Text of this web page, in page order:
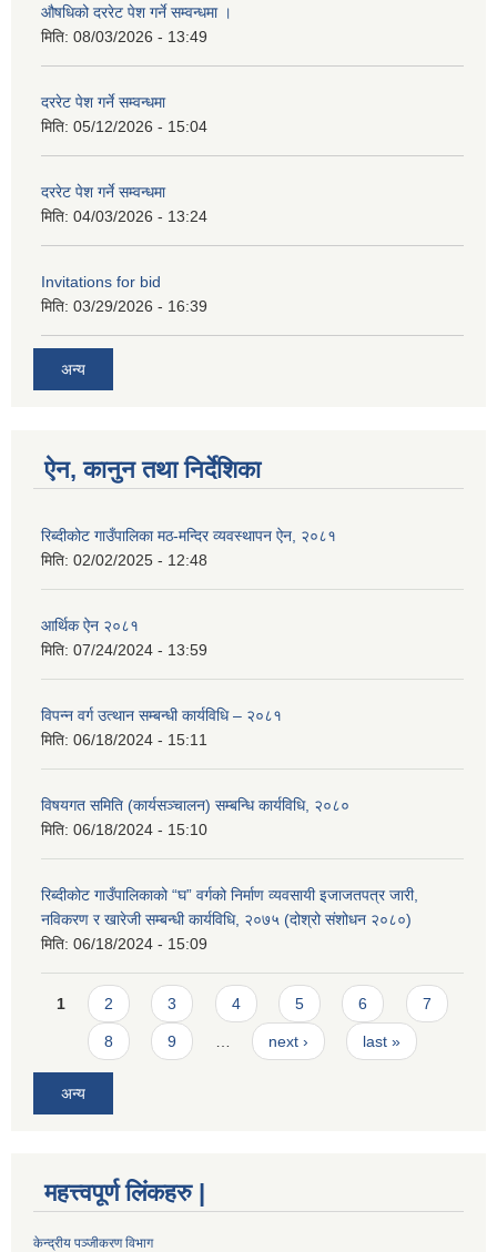
औषधिको दररेट पेश गर्ने सम्वन्धमा ।
मिति: 08/03/2026 - 13:49
दररेट पेश गर्ने सम्वन्धमा
मिति: 05/12/2026 - 15:04
दररेट पेश गर्ने सम्वन्धमा
मिति: 04/03/2026 - 13:24
Invitations for bid
मिति: 03/29/2026 - 16:39
अन्य
ऐन, कानुन तथा निर्देशिका
रिब्दीकोट गाउँपालिका मठ-मन्दिर व्यवस्थापन ऐन, २०८१
मिति: 02/02/2025 - 12:48
आर्थिक ऐन २०८१
मिति: 07/24/2024 - 13:59
विपन्न वर्ग उत्थान सम्बन्धी कार्यविधि – २०८१
मिति: 06/18/2024 - 15:11
विषयगत समिति (कार्यसञ्चालन) सम्बन्धि कार्यविधि, २०८०
मिति: 06/18/2024 - 15:10
रिब्दीकोट गाउँपालिकाको “घ” वर्गको निर्माण व्यवसायी इजाजतपत्र जारी,
नविकरण र खारेजी सम्बन्धी कार्यविधि, २०७५ (दोश्रो संशोधन २०८०)
मिति: 06/18/2024 - 15:09
Pages
1 2 3 4 5 6 7
8 9 … next › last »
अन्य
महत्त्वपूर्ण लिंकहरु |
केन्द्रीय पञ्जीकरण विभाग